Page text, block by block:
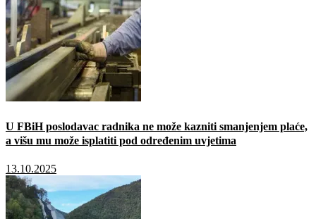
U FBiH poslodavac radnika ne može kazniti smanjenjem plaće,
a višu mu može isplatiti pod određenim uvjetima
13.10.2025